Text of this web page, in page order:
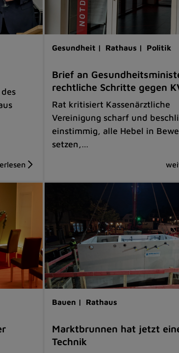
Gesundheit | Rathaus | Politik
Brief an
rechtliche Schritte gegen
Rat kritisiert Kassenärztliche
Vereinigung scharf und
einstimmig, alle Hebel in
setzen,…
Bauen | Rathaus
Marktbrunnen hat jetzt
Technik